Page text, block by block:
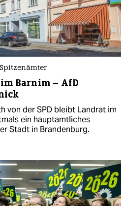
Barnim – AfD
von der SPD bleibt Landrat im
ein hauptamtliches
Stadt in Brandenburg.